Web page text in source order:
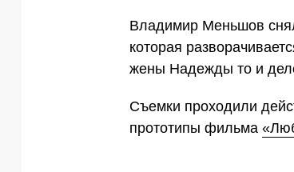
Владимир Меньшов
которая
жены Надежды то и
Съемки проходили
прототипы фильма